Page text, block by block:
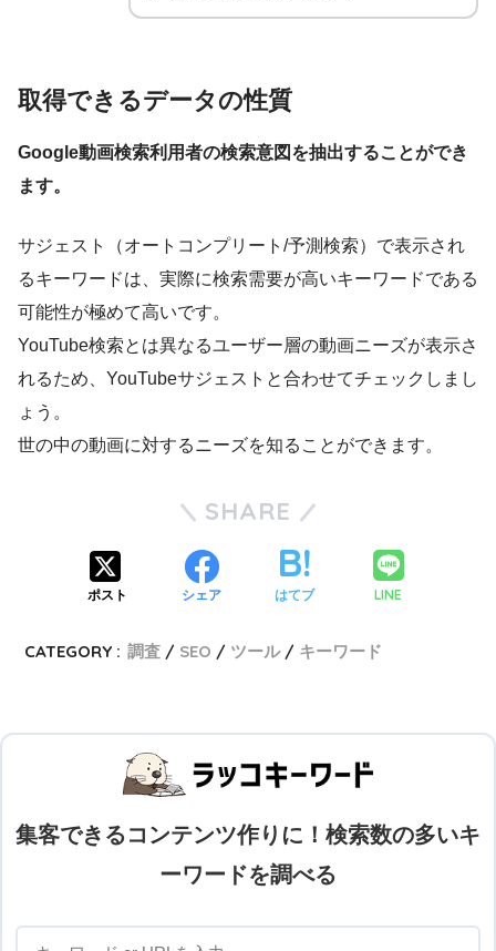
取得できるデータの性質
Google動画検索利用者の検索意図を抽出することができ
ます。
サジェスト（オートコンプリート/予測検索）で表示され
るキーワードは、実際に検索需要が高いキーワードである
可能性が極めて高いです。
YouTube検索とは異なるユーザー層の動画ニーズが表示さ
れるため、YouTubeサジェストと合わせてチェックしまし
ょう。
世の中の動画に対するニーズを知ることができます。
SHARE
ポスト シェア はてブ LINE
CATEGORY : 調査 SEO ツール キーワード
集客できるコンテンツ作りに！検索数の多いキ
ーワードを調べる